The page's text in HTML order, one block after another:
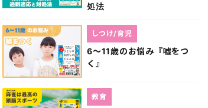
処法
6～11歳のお悩み『嘘をつ
く』
しつけ/育児
教育